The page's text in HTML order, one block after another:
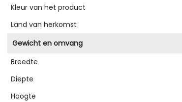
Kleur van het product
Land van herkomst
Gewicht en omvang
Breedte
Diepte
Hoogte